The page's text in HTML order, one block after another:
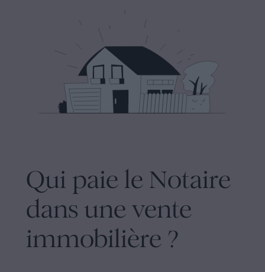
Politique
Manifeste
Liens
Juridiques
sociétés
Traiter
Peut-
on
signer
une
hypothèque
Qui paie le Notaire
dans une vente
immobilière ?